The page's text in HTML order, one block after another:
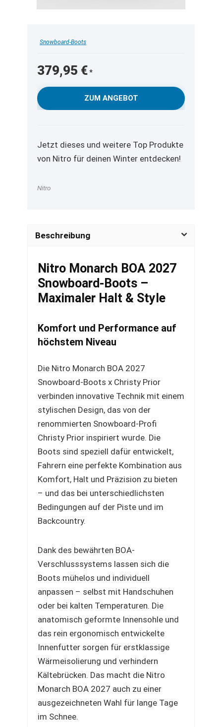
Snowboard-Boots
379,95 €
ZUM ANGEBOT
Jetzt dieses und weitere Top Produkte
von Nitro für deinen Winter entdecken!
Nitro
Beschreibung
Nitro Monarch BOA 2027
Snowboard-Boots –
Maximaler Halt & Style
Komfort und Performance auf
höchstem Niveau
Die Nitro Monarch BOA 2027
Snowboard-Boots x Christy Prior
verbinden innovative Technik mit einem
stylischen Design, das von der
renommierten Snowboard-Profi
Christy Prior inspiriert wurde. Die
Boots sind speziell dafür entwickelt,
Fahrern eine perfekte Kombination aus
Komfort, Halt und Präzision zu bieten
– und das bei unterschiedlichsten
Bedingungen auf der Piste und im
Backcountry.
Dank des bewährten BOA-
Verschlusssystems lassen sich die
Boots mühelos und individuell
anpassen – selbst mit Handschuhen
oder bei kalten Temperaturen. Die
anatomisch geformte Innensohle und
das rein ergonomisch entwickelte
Innenfutter sorgen für erstklassige
Wärmeisolierung und verhindern
Kältebrücken. Das macht die Nitro
Monarch BOA 2027 auch zu einer
ausgezeichneten Wahl für lange Tage
im Schnee.